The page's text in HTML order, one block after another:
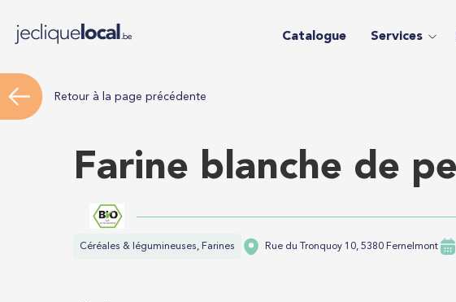
Catalogue Services
Retour à la page précédente
Farine blanche de
Céréales & légumineuses, Farines Rue du Tronquoy 10, 5380 Fernelmont